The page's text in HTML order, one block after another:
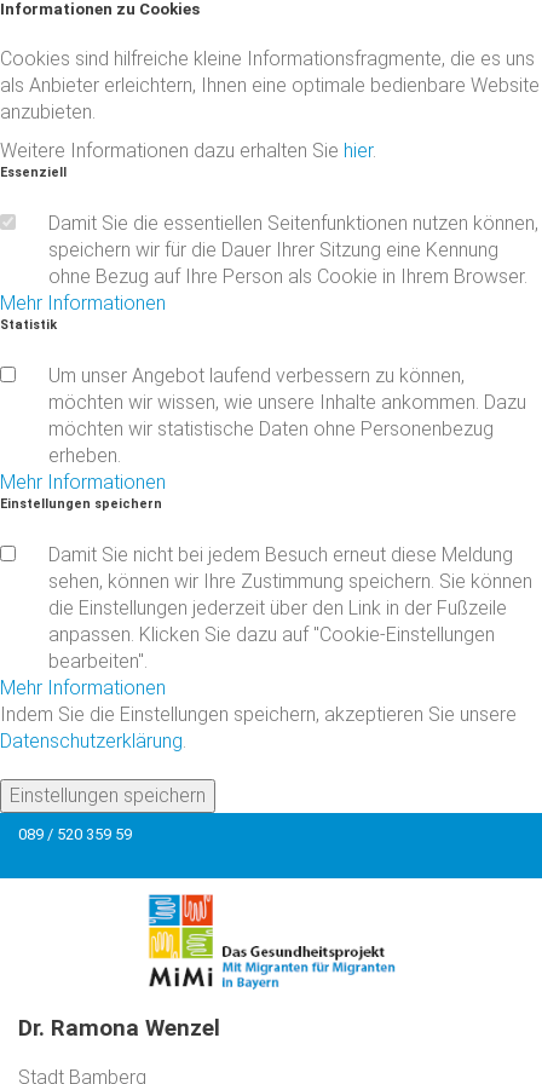
Informationen zu Cookies
Cookies sind hilfreiche kleine Informationsfragmente, die es uns
als Anbieter erleichtern, Ihnen eine optimale bedienbare Website
anzubieten.
Weitere Informationen dazu erhalten Sie hier.
Essenziell
Damit Sie die essentiellen Seitenfunktionen nutzen können,
speichern wir für die Dauer Ihrer Sitzung eine Kennung
ohne Bezug auf Ihre Person als Cookie in Ihrem Browser.
Mehr Informationen
Statistik
Um unser Angebot laufend verbessern zu können,
möchten wir wissen, wie unsere Inhalte ankommen. Dazu
möchten wir statistische Daten ohne Personenbezug
erheben.
Mehr Informationen
Einstellungen speichern
Damit Sie nicht bei jedem Besuch erneut diese Meldung
sehen, können wir Ihre Zustimmung speichern. Sie können
die Einstellungen jederzeit über den Link in der Fußzeile
anpassen. Klicken Sie dazu auf "Cookie-Einstellungen
bearbeiten".
Mehr Informationen
Indem Sie die Einstellungen speichern, akzeptieren Sie unsere
Datenschutzerklärung.
Einstellungen speichern
089 / 520 359 59
Dr. Ramona Wenzel
Stadt Bamberg